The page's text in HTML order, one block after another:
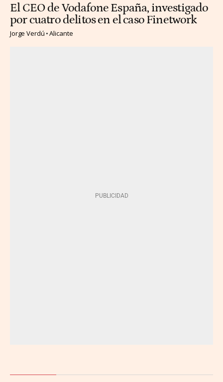
El CEO de Vodafone España, investigado
por cuatro delitos en el caso Finetwork
Jorge Verdú Alicante